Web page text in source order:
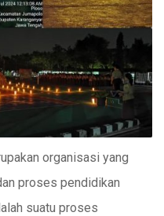
organisasi yang
proses pendidikan
suatu proses